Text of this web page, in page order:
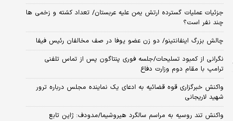
جزئیات عملیات گسترده ارتش یمن علیه عربستان/ تعداد کشته و زخمی ها
چند نفر است؟
چالش بزرگ اینفانتینو/ دو زن عضو یوفا در صف مخالفان رئیس فیفا
نگرانی از کمبود تسلیحات/جلسه فوری پنتاگون پس از تماس تلفنی
ترامپ با مقام دوم وزارت دفاع
واکنش خبرگزاری قوه قضائیه به ادعای یک نماینده مجلس درباره ترور
شهید لاریجانی
واکنش تند روسیه به مراسم سالگرد هیروشیما/مدودف: ژاپن تابع